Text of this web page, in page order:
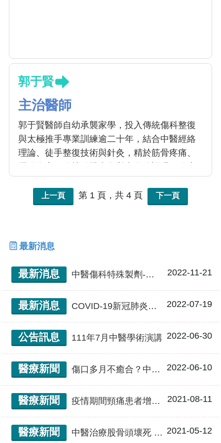
郭于賢
主治醫師
郭于賢醫師自幼承襲家學，投入傳統傷科整復
與太極推手專業訓練逾二十年，結合中醫經絡
理論、徒手整復技術與針灸，精於筋骨疼痛、
理，導入患者衛教與居家復健，提升治療效
果，強化病患自我調養的能力，並致力於推廣
語言解說病情，建立醫病間良好溝通與信任。
上一頁 第 1 頁，共 4 頁 下一頁
最新消息
最新消息 中醫傷科特殊製劑-內服外敷，雙管齊下 2022-11-21
最新消息 COVID-19新冠肺炎後遺症 中西醫照護門診 – 針灸傷科 2022-07-19
公告訊息 111年7月中醫學術演講 2022-06-30
醫療新聞 傷口多月不癒合？中醫教你5步驟對治褥瘡 2022-06-10
醫療新聞 疫情期間頸痛患者增加 改良式針灸「浮針」舒緩頸部不適 2021-08-11
醫療新聞 中醫治療股骨頭壞死 延緩人工髖關節置換 2021-05-12